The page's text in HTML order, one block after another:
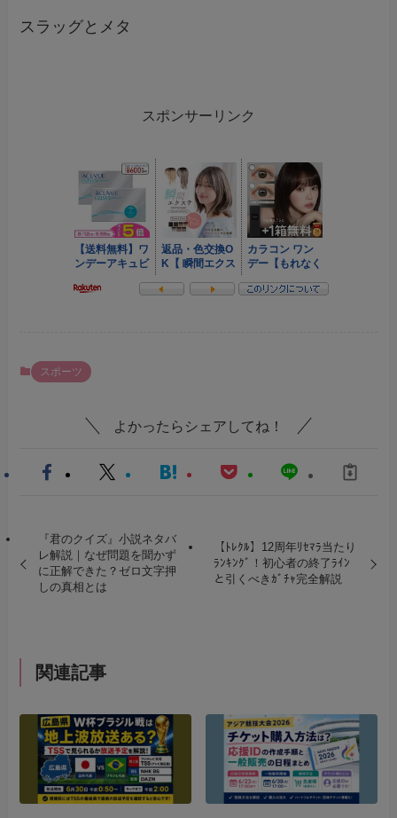
スラッグとメタ
スポンサーリンク
スポーツ
よかったらシェアしてね！
『君のクイズ』小説ネタバ
レ解説｜なぜ問題を聞かず
に正解できた？ゼロ文字押
しの真相とは
【ﾄﾚｸﾙ】12周年ﾘｾﾏﾗ当たり
ﾗﾝｷﾝｸﾞ！初心者の終了ﾗｲﾝ
と引くべきｶﾞﾁｬ完全解説
関連記事